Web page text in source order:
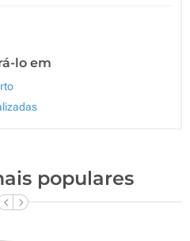
lo em
populares